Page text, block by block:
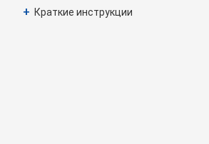
+ Краткие инструкции